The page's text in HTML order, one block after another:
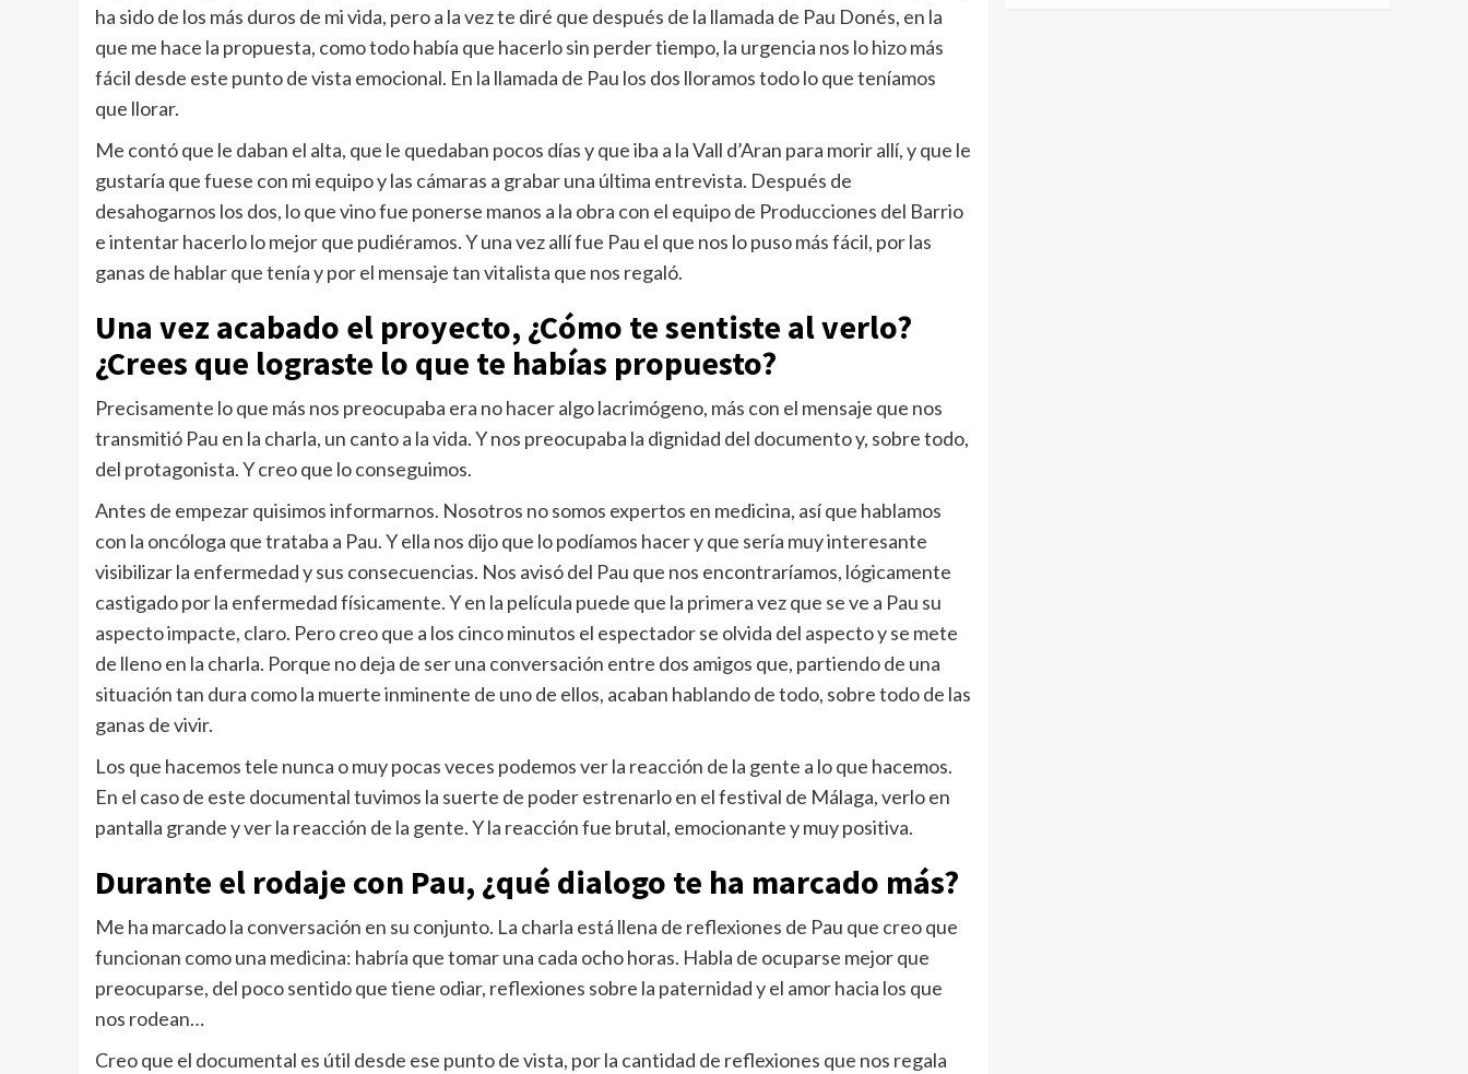
ha sido de los más duros de mi vida, pero a la vez te diré que después de la llamada de Pau Donés, en la
que me hace la propuesta, como todo había que hacerlo sin perder tiempo, la urgencia nos lo hizo más
fácil desde este punto de vista emocional. En la llamada de Pau los dos lloramos todo lo que teníamos
que llorar.
Me contó que le daban el alta, que le quedaban pocos días y que iba a la Vall d’Aran para morir allí, y que le
gustaría que fuese con mi equipo y las cámaras a grabar una última entrevista. Después de
desahogarnos los dos, lo que vino fue ponerse manos a la obra con el equipo de Producciones del Barrio
e intentar hacerlo lo mejor que pudiéramos. Y una vez allí fue Pau el que nos lo puso más fácil, por las
ganas de hablar que tenía y por el mensaje tan vitalista que nos regaló.
Una vez acabado el proyecto, ¿Cómo te sentiste al verlo?
¿Crees que lograste lo que te habías propuesto?
Precisamente lo que más nos preocupaba era no hacer algo lacrimógeno, más con el mensaje que nos
transmitió Pau en la charla, un canto a la vida. Y nos preocupaba la dignidad del documento y, sobre todo,
del protagonista. Y creo que lo conseguimos.
Antes de empezar quisimos informarnos. Nosotros no somos expertos en medicina, así que hablamos
con la oncóloga que trataba a Pau. Y ella nos dijo que lo podíamos hacer y que sería muy interesante
visibilizar la enfermedad y sus consecuencias. Nos avisó del Pau que nos encontraríamos, lógicamente
castigado por la enfermedad físicamente. Y en la película puede que la primera vez que se ve a Pau su
aspecto impacte, claro. Pero creo que a los cinco minutos el espectador se olvida del aspecto y se mete
de lleno en la charla. Porque no deja de ser una conversación entre dos amigos que, partiendo de una
situación tan dura como la muerte inminente de uno de ellos, acaban hablando de todo, sobre todo de las
ganas de vivir.
Los que hacemos tele nunca o muy pocas veces podemos ver la reacción de la gente a lo que hacemos.
En el caso de este documental tuvimos la suerte de poder estrenarlo en el festival de Málaga, verlo en
pantalla grande y ver la reacción de la gente. Y la reacción fue brutal, emocionante y muy positiva.
Durante el rodaje con Pau, ¿qué dialogo te ha marcado más?
Me ha marcado la conversación en su conjunto. La charla está llena de reflexiones de Pau que creo que
funcionan como una medicina: habría que tomar una cada ocho horas. Habla de ocuparse mejor que
preocuparse, del poco sentido que tiene odiar, reflexiones sobre la paternidad y el amor hacia los que
nos rodean…
Creo que el documental es útil desde ese punto de vista, por la cantidad de reflexiones que nos regala